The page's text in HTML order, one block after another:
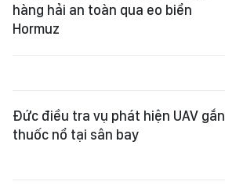
hàng hải an toàn qua eo biển
Hormuz
Đức điều tra vụ phát hiện UAV gắn
thuốc nổ tại sân bay